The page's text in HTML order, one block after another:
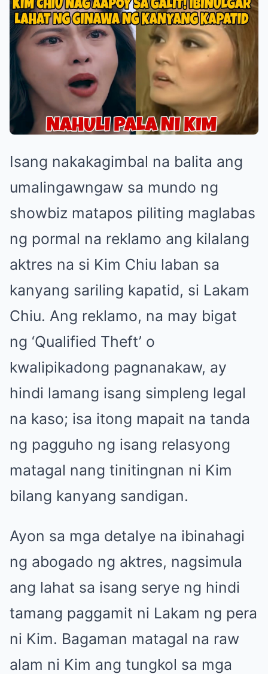
Isang nakakagimbal na balita ang
umalingawngaw sa mundo ng
showbiz matapos piliting maglabas
ng pormal na reklamo ang kilalang
aktres na si Kim Chiu laban sa
kanyang sariling kapatid, si Lakam
Chiu. Ang reklamo, na may bigat
ng ‘Qualified Theft’ o
kwalipikadong pagnanakaw, ay
hindi lamang isang simpleng legal
na kaso; isa itong mapait na tanda
ng pagguho ng isang relasyong
matagal nang tinitingnan ni Kim
bilang kanyang sandigan.
Ayon sa mga detalye na ibinahagi
ng abogado ng aktres, nagsimula
ang lahat sa isang serye ng hindi
tamang paggamit ni Lakam ng pera
ni Kim. Bagaman matagal na raw
alam ni Kim ang tungkol sa mga